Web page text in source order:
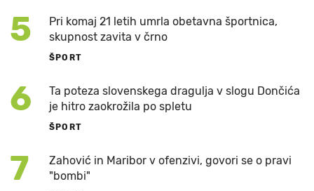
5
Pri komaj 21 letih umrla obetavna športnica,
skupnost zavita v črno
ŠPORT
6
Ta poteza slovenskega dragulja v slogu Dončića
je hitro zaokrožila po spletu
ŠPORT
7
Zahović in Maribor v ofenzivi, govori se o pravi
"bombi"